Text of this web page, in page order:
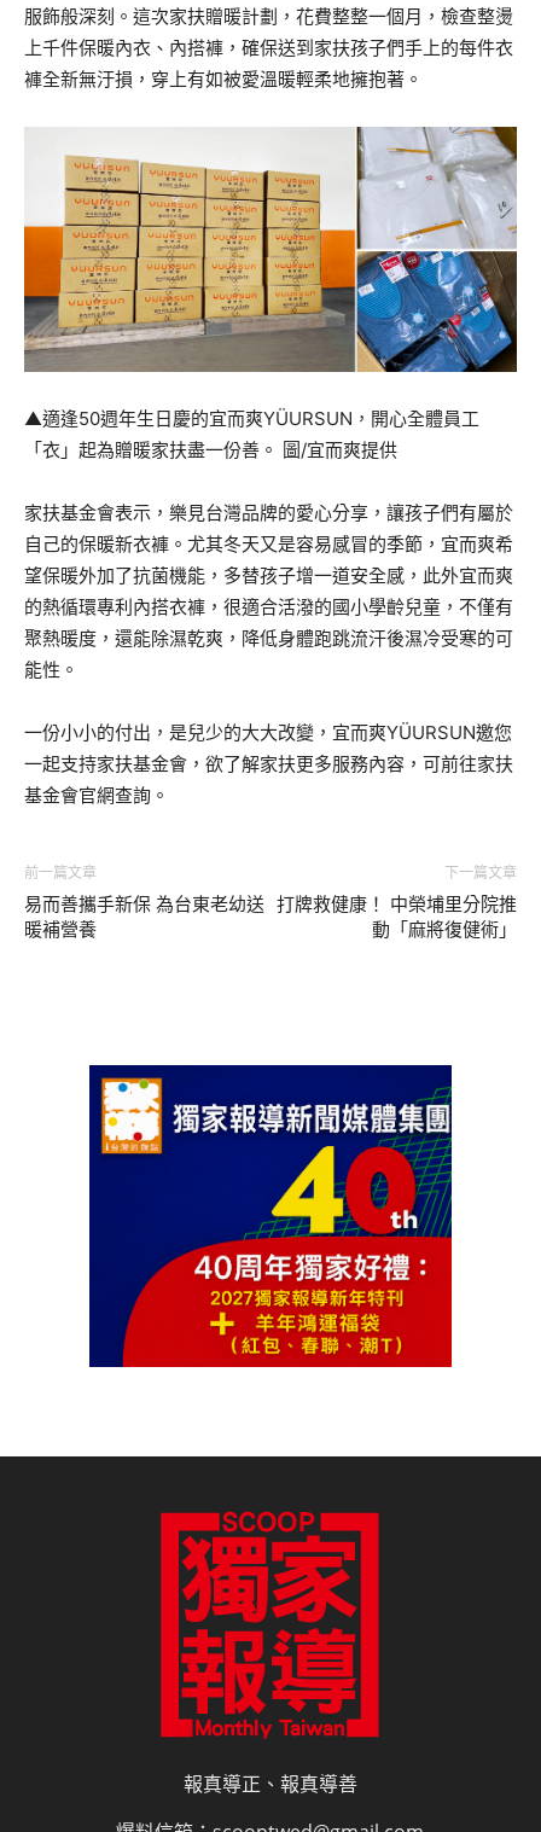
服飾般深刻。這次家扶贈暖計劃，花費整整一個月，檢查整燙
上千件保暖內衣、內搭褲，確保送到家扶孩子們手上的每件衣
褲全新無汙損，穿上有如被愛溫暖輕柔地擁抱著。
▲適逢50週年生日慶的宜而爽YÜURSUN ， 開心全體員工
「衣」起為贈暖家扶盡一份善。 圖/宜而爽提供
家扶基金會表示，樂見台灣品牌的愛心分享，讓孩子們有屬於
自己的保暖新衣褲。尤其冬天又是容易感冒的季節，宜而爽希
望保暖外加了抗菌機能，多替孩子增一道安全感，此外宜而爽
的熱循環專利內搭衣褲，很適合活潑的國小學齡兒童，不僅有
聚熱暖度，還能除濕乾爽，降低身體跑跳流汗後濕冷受寒的可
能性。
一份小小的付出，是兒少的大大改變，宜而爽YÜURSUN邀您
一起支持家扶基金會，欲了解家扶更多服務內容，可前往家扶
基金會官網查詢。
前一篇文章
易而善攜手新保 為台東老幼送
暖補營養
下一篇文章
打牌救健康！ 中榮埔里分院推
動「麻將復健術」
報真導正、報真導善